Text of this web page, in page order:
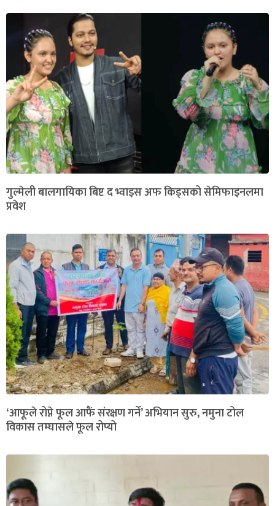
गुल्मेली बालगायिका बिष्ट द भ्वाइस अफ किड्सको सेमिफाइनलमा
प्रवेश
‘आफूले रोप्ने फूल आफैं संरक्षण गर्ने’ अभियान सुरु, नमुना टोल
विकास तम्घासले फूल रोप्यो